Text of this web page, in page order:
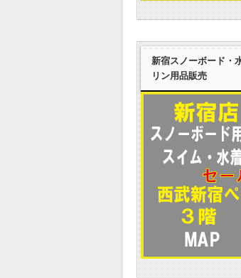
新宿スノーボード・
リン用品販売